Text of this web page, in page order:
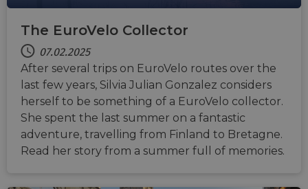
The EuroVelo Collector
07.02.2025
After several trips on EuroVelo routes over the
last few years, Silvia Julian Gonzalez considers
herself to be something of a EuroVelo collector.
She spent the last summer on a fantastic
adventure, travelling from Finland to Bretagne.
Read her story from a summer full of memories.